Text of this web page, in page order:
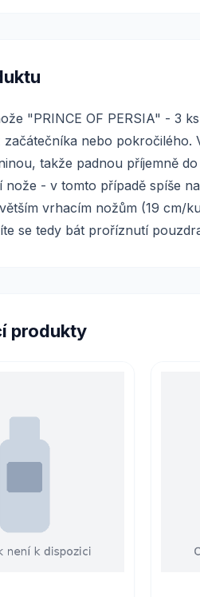
"PRINCE OF PERSIA" - 3
nebo pokročilého.
takže padnou příjemně
nože - v tomto případě spíše
vrhacím nožům (19 cm/
se tedy bát proříznutí
produkty